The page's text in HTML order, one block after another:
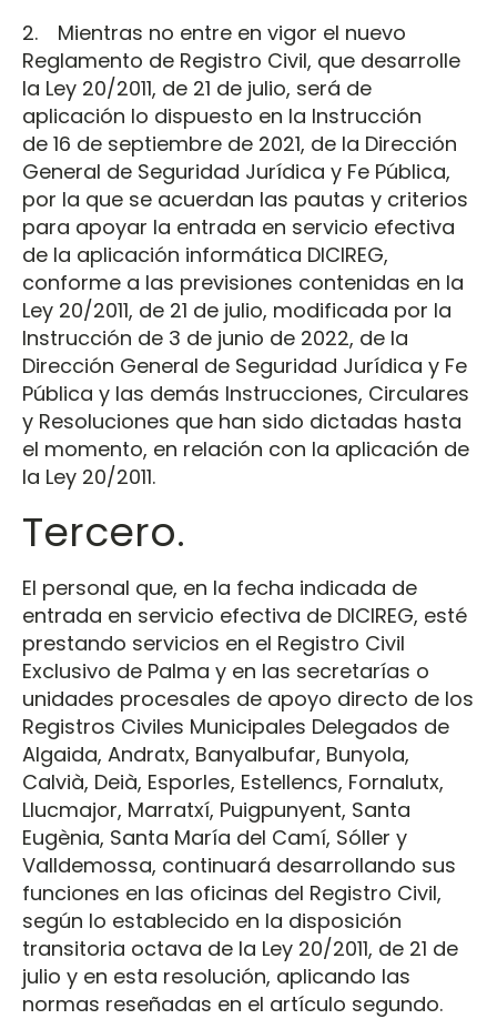
2. Mientras no entre en vigor el nuevo
Reglamento de Registro Civil, que desarrolle
la Ley 20/2011, de 21 de julio, será de
aplicación lo dispuesto en la Instrucción
de 16 de septiembre de 2021, de la Dirección
General de Seguridad Jurídica y Fe Pública,
por la que se acuerdan las pautas y criterios
para apoyar la entrada en servicio efectiva
de la aplicación informática DICIREG,
conforme a las previsiones contenidas en la
Ley 20/2011, de 21 de julio, modificada por la
Instrucción de 3 de junio de 2022, de la
Dirección General de Seguridad Jurídica y Fe
Pública y las demás Instrucciones, Circulares
y Resoluciones que han sido dictadas hasta
el momento, en relación con la aplicación de
la Ley 20/2011.
Tercero.
El personal que, en la fecha indicada de
entrada en servicio efectiva de DICIREG, esté
prestando servicios en el Registro Civil
Exclusivo de Palma y en las secretarías o
unidades procesales de apoyo directo de los
Registros Civiles Municipales Delegados de
Algaida, Andratx, Banyalbufar, Bunyola,
Calvià, Deià, Esporles, Estellencs, Fornalutx,
Llucmajor, Marratxí, Puigpunyent, Santa
Eugènia, Santa María del Camí, Sóller y
Valldemossa, continuará desarrollando sus
funciones en las oficinas del Registro Civil,
según lo establecido en la disposición
transitoria octava de la Ley 20/2011, de 21 de
julio y en esta resolución, aplicando las
normas reseñadas en el artículo segundo.